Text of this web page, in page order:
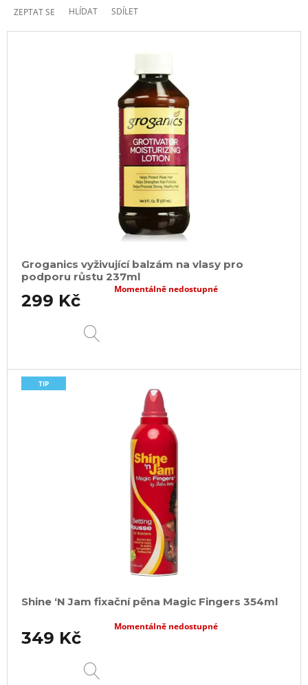
ZEPTAT SE HLÍDAT SDÍLET
Groganics vyživující balzám na vlasy pro
podporu růstu 237ml
299 Kč
Momentálně nedostupné
TIP
Shine ‘N Jam fixační pěna Magic Fingers 354ml
349 Kč
Momentálně nedostupné